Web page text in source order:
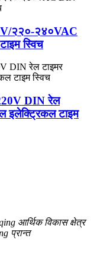
२२०-२४०VAC
स्विच
DIN रेल
इलेक्ट्रिकल टाइम
आर्थिक विकास क्षेत्र
प्रान्त